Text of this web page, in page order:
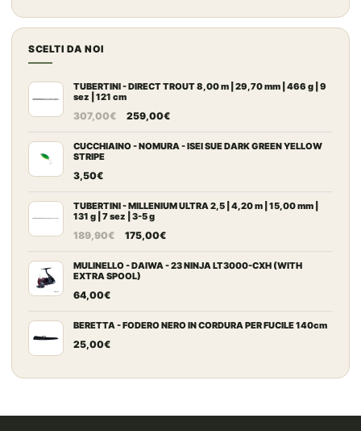
originaleattuale
SCELTI DA NOI
TUBERTINI - DIRECT TROUT 8,00 m | 29,70 mm | 466 g | 9
sez | 121 cm
307,00€
Il
originale
259,00€Il
attuale
CUCCHIAINO - NOMURA - ISEI SUE DARK GREEN YELLOW
STRIPE
3,50€
TUBERTINI - MILLENIUM ULTRA 2,5 | 4,20 m | 15,00 mm |
131 g | 7 sez | 3-5 g
189,90€
Il
originale
era:
175,00€Il
attuale
MULINELLO - DAIWA - 23 NINJA LT3000-CXH (WITH
EXTRA SPOOL)
64,00€
BERETTA - FODERO NERO IN CORDURA PER FUCILE 140cm
25,00€